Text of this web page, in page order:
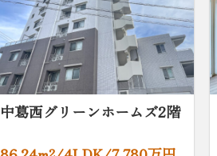
中葛西グリーンホームズ2階